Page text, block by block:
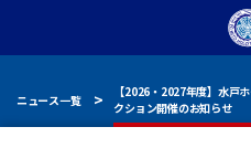
ニュース一覧
【2026・2027年度】水戸
クション開催のお知らせ